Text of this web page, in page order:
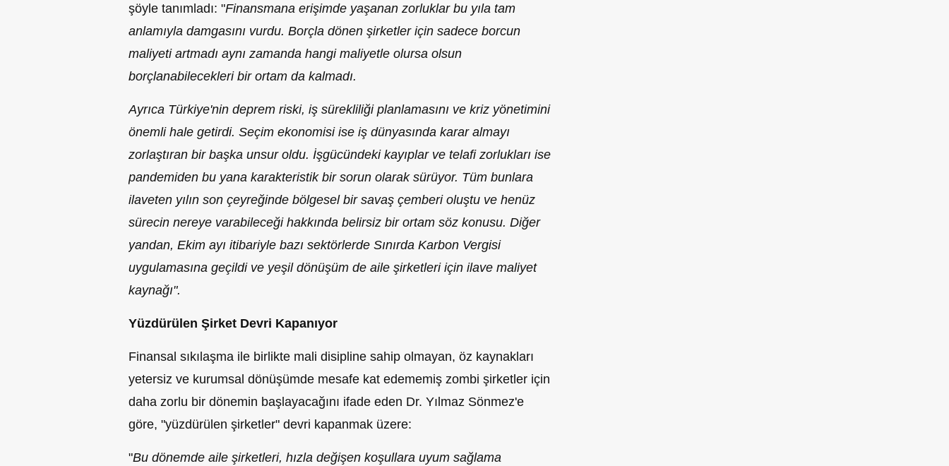
şöyle tanımladı: "Finansmana erişimde yaşanan zorluklar bu yıla tam
anlamıyla damgasını vurdu. Borçla dönen şirketler için sadece borcun
maliyeti artmadı aynı zamanda hangi maliyetle olursa olsun
borçlanabilecekleri bir ortam da kalmadı.
Ayrıca Türkiye'nin deprem riski, iş sürekliliği planlamasını ve kriz yönetimini
önemli hale getirdi. Seçim ekonomisi ise iş dünyasında karar almayı
zorlaştıran bir başka unsur oldu. İşgücündeki kayıplar ve telafi zorlukları ise
pandemiden bu yana karakteristik bir sorun olarak sürüyor. Tüm bunlara
ilaveten yılın son çeyreğinde bölgesel bir savaş çemberi oluştu ve henüz
sürecin nereye varabileceği hakkında belirsiz bir ortam söz konusu. Diğer
yandan, Ekim ayı itibariyle bazı sektörlerde Sınırda Karbon Vergisi
uygulamasına geçildi ve yeşil dönüşüm de aile şirketleri için ilave maliyet
kaynağı".
Yüzdürülen Şirket Devri Kapanıyor
Finansal sıkılaşma ile birlikte mali disipline sahip olmayan, öz kaynakları
yetersiz ve kurumsal dönüşümde mesafe kat edememiş zombi şirketler için
daha zorlu bir dönemin başlayacağını ifade eden Dr. Yılmaz Sönmez'e
göre, "yüzdürülen şirketler" devri kapanmak üzere:
"Bu dönemde aile şirketleri, hızla değişen koşullara uyum sağlama